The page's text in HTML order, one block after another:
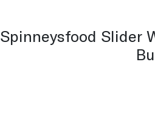
Spinneysfood Slider